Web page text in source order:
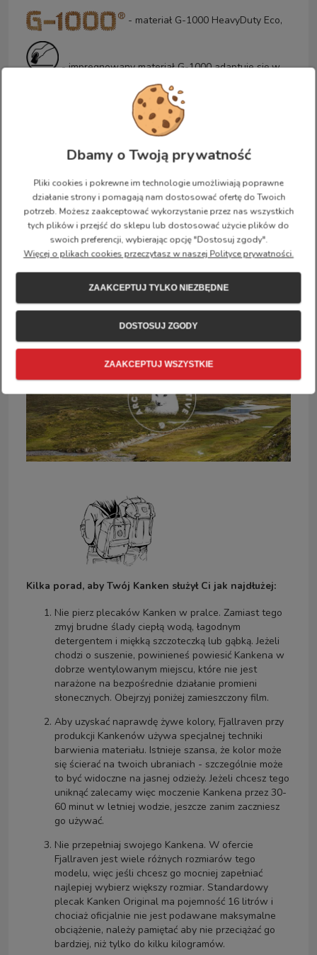
- materiał G-1000 HeavyDuty Eco,
- impregnowany materiał G-1000 adaptuje się w
różnych warunkach; poprzez nałożenie większej ilości
wosku Greenland Wax można łatwo dostosować odzież
G-1000 do różnych warunków pogodowych.
- poliester z recyklingu,
- organiczna bawełna,
- impregnacja bez szkodliwych substancji PFC,
Kilka porad, aby Twój Kanken służył Ci jak najdłużej:
Nie pierz plecaków Kanken w pralce. Zamiast tego
zmyj brudne ślady ciepłą wodą, łagodnym
detergentem i miękką szczoteczką lub gąbką. Jeżeli
chodzi o suszenie, powinieneś powiesić Kankena w
dobrze wentylowanym miejscu, które nie jest
narażone na bezpośrednie działanie promieni
słonecznych. Obejrzyj poniżej zamieszczony film.
Aby uzyskać naprawdę żywe kolory, Fjallraven przy
produkcji Kankenów używa specjalnej techniki
barwienia materiału. Istnieje szansa, że kolor może
się ścierać na twoich ubraniach - szczególnie może
to być widoczne na jasnej odzieży. Jeżeli chcesz tego
uniknąć zalecamy więc moczenie Kankena przez 30-
60 minut w letniej wodzie, jeszcze zanim zaczniesz
go używać.
Nie przepełniaj swojego Kankena. W ofercie
Fjallraven jest wiele różnych rozmiarów tego
modelu, więc jeśli chcesz go mocniej zapełniać
najlepiej wybierz większy rozmiar. Standardowy
plecak Kanken Original ma pojemność 16 litrów i
chociaż oficjalnie nie jest podawane maksymalne
obciążenie, należy pamiętać aby nie przeciążać go
bardziej, niż tylko do kilku kilogramów.
Dbamy o Twoją prywatność
Pliki cookies i pokrewne im technologie umożliwiają poprawne
działanie strony i pomagają nam dostosować ofertę do Twoich
potrzeb. Możesz zaakceptować wykorzystanie przez nas wszystkich
tych plików i przejść do sklepu lub dostosować użycie plików do
swoich preferencji, wybierając opcję "Dostosuj zgody".
Więcej o plikach cookies przeczytasz w naszej Polityce prywatności.
ZAAKCEPTUJ TYLKO NIEZBĘDNE
DOSTOSUJ ZGODY
ZAAKCEPTUJ WSZYSTKIE